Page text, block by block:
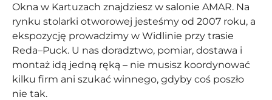
Okna w Kartuzach znajdziesz w salonie AMAR. Na
rynku stolarki otworowej jesteśmy od 2007 roku, a
ekspozycję prowadzimy w Widlinie przy trasie
Reda–Puck. U nas doradztwo, pomiar, dostawa i
montaż idą jedną ręką – nie musisz koordynować
kilku firm ani szukać winnego, gdyby coś poszło
nie tak.